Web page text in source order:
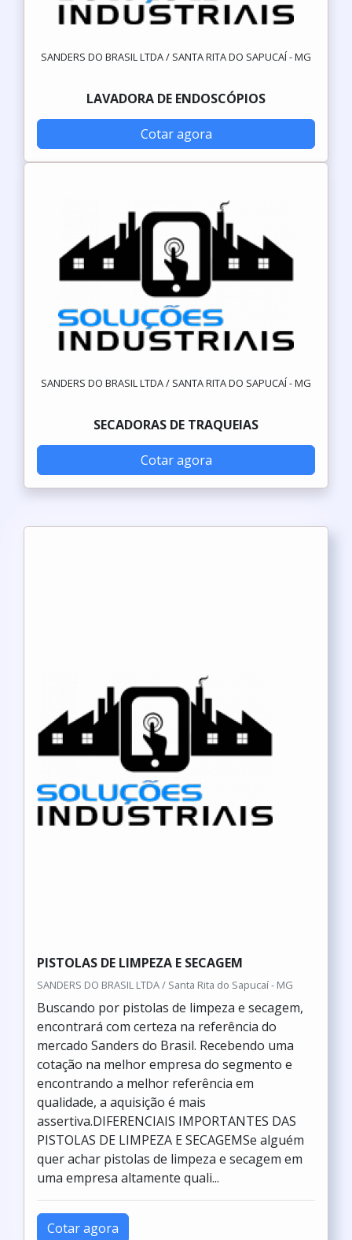
SANDERS DO BRASIL LTDA / SANTA RITA DO SAPUCAÍ - MG
LAVADORA DE ENDOSCÓPIOS
Cotar agora
SANDERS DO BRASIL LTDA / SANTA RITA DO SAPUCAÍ - MG
SECADORAS DE TRAQUEIAS
Cotar agora
PISTOLAS DE LIMPEZA E SECAGEM
SANDERS DO BRASIL LTDA / Santa Rita do Sapucaí - MG
Buscando por pistolas de limpeza e secagem,
encontrará com certeza na referência do
mercado Sanders do Brasil. Recebendo uma
cotação na melhor empresa do segmento e
encontrando a melhor referência em
qualidade, a aquisição é mais
assertiva.DIFERENCIAIS IMPORTANTES DAS
PISTOLAS DE LIMPEZA E SECAGEMSe alguém
quer achar pistolas de limpeza e secagem em
uma empresa altamente quali...
Cotar agora